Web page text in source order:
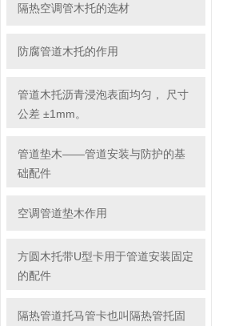
隔热空调管木托的选材
防腐管道木托的作用
管道木托沥青浸泡表面均匀， 尺寸
公差 ±1mm。
管道垫木——管道安装与防护的基
础配件
空调管道垫木作用
方圆木托带U型卡用于管道安装固定
的配件
隔热管道托马管卡也叫隔热管托固